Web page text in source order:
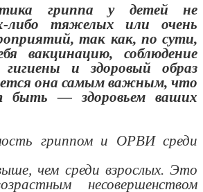
гриппа у детей не
либо тяжелых или очень
так как, по сути,
вакцинацию, соблюдение
и здоровый образ
она самым важным, что
быть — здоровьем ваших
гриппом и ОРВИ среди
чем среди взрослых. Это
несовершенством